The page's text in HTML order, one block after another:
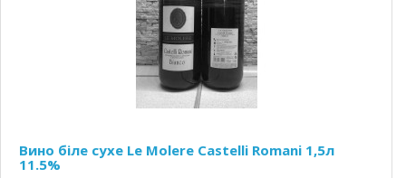
Вино біле сухе Le Molere Castelli Romani 1,5л
11.5%